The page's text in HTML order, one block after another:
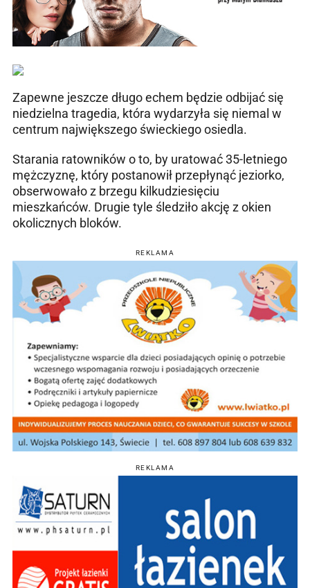
Zapewne jeszcze długo echem będzie odbijać się
niedzielna tragedia, która wydarzyła się niemal w
centrum największego świeckiego osiedla.
Starania ratowników o to, by uratować 35-letniego
mężczyznę, który postanowił przepłynąć jeziorko,
obserwowało z brzegu kilkudziesięciu
mieszkańców. Drugie tyle śledziło akcję z okien
okolicznych bloków.
REKLAMA
REKLAMA